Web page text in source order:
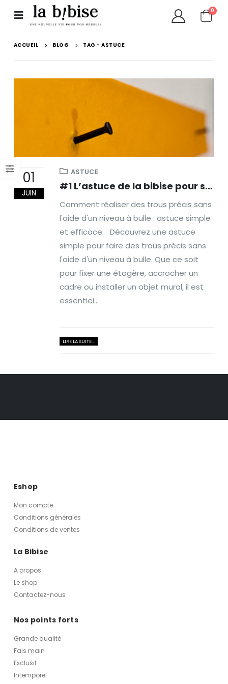
0
ACCUEIL BLOG TAG -ASTUCE
01
JUIN
ASTUCE
#1 L’astuce de la bibise pour se simplifier la vie
Comment réaliser des trous précis sans
l'aide d'un niveau à bulle : astuce simple
et efficace. Découvrez une astuce
simple pour faire des trous précis sans
l'aide d'un niveau à bulle. Que ce soit
pour fixer une étagère, accrocher un
cadre ou installer un objet mural, il est
essentiel...
LIRE LA SUITE...
Eshop
Mon compte
Conditions générales
Conditions de ventes
La Bibise
A propos
Le shop
Contactez-nous
Nos points forts
Grande qualité
Fais main
Exclusif
Intemporel